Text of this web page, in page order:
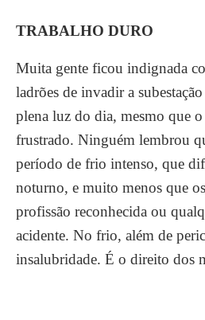
TRABALHO DURO
Muita gente ficou indignada
ladrões de invadir a
plena luz do dia, mesmo que
frustrado. Ninguém lembrou
período de frio intenso, que
noturno, e muito menos que
profissão reconhecida ou
acidente. No frio, além de
insalubridade. É o direito dos